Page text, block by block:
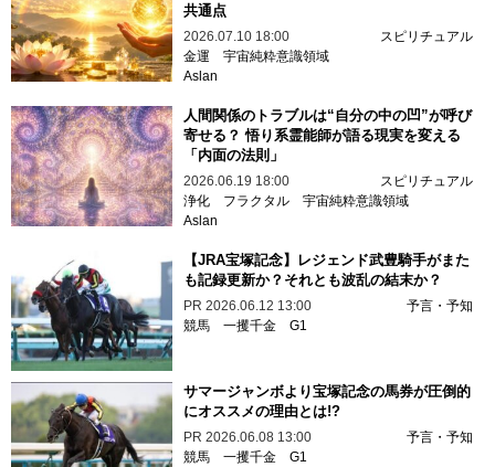
共通点
2026.07.10 18:00
スピリチュアル
金運 宇宙純粋意識領域
Aslan
人間関係のトラブルは“自分の中の凹”が呼び
寄せる？ 悟り系霊能師が語る現実を変える
「内面の法則」
2026.06.19 18:00
スピリチュアル
浄化
フラクタル 宇宙純粋意識領域
Aslan
【JRA宝塚記念】レジェンド武豊騎手がまた
も記録更新か？それとも波乱の結末か？
PR 2026.06.12 13:00
予言・予知
競馬 一攫千金 G1
サマージャンボより宝塚記念の馬券が圧倒的
にオススメの理由とは!?
PR 2026.06.08 13:00
予言・予知
競馬 一攫千金 G1